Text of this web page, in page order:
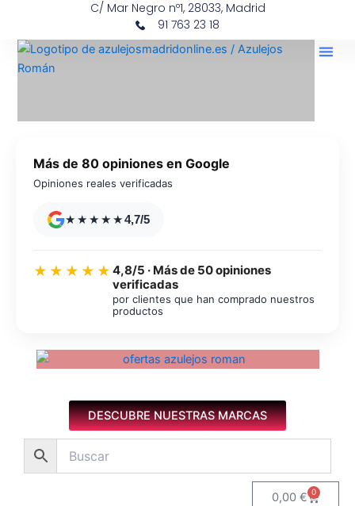
contenido
C/ Mar Negro nº1, 28033, Madrid
91 763 23 18
Más de 80 opiniones en Google
Opiniones reales verificadas
★★★★★4,7/5
★★★★★ 4,8/5 · Más de 50 opiniones
verificadas
por clientes que han comprado nuestros
productos
DESCUBRE NUESTRAS MARCAS
0,00€ 0
Carrito